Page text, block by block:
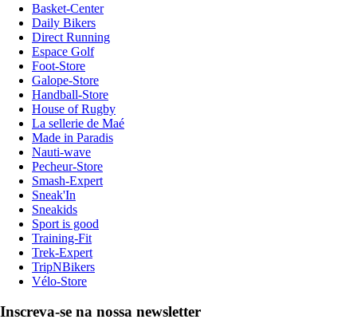
Basket-Center
Daily Bikers
Direct Running
Espace Golf
Foot-Store
Galope-Store
Handball-Store
House of Rugby
La sellerie de Maé
Made in Paradis
Nauti-wave
Pecheur-Store
Smash-Expert
Sneak'In
Sneakids
Sport is good
Training-Fit
Trek-Expert
TripNBikers
Vélo-Store
Inscreva-se na nossa newsletter